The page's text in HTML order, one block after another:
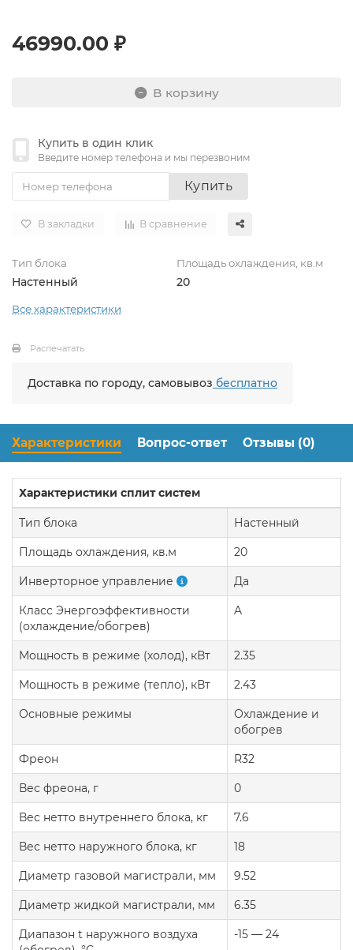
46990.00 ₽
В корзину
Купить в один клик
Введите номер телефона и мы перезвоним
Купить
В закладки В сравнение
Тип блока
Настенный
Площадь охлаждения, кв.м
20
Все характеристики
Распечатать
Доставка по городу, самовывоз бесплатно
Характеристики Вопрос-ответ Отзывы (0)
Характеристики сплит систем
Тип блока Настенный
Площадь охлаждения, кв.м 20
Инверторное управление Да
Класс Энергоэффективности
(охлаждение/обогрев)
A
Мощность в режиме (холод), кВт 2.35
Мощность в режиме (тепло), кВт 2.43
Основные режимы
Охлаждение и
обогрев
Фреон R32
Вес фреона, г 0
Вес нетто внутреннего блока, кг 7.6
Вес нетто наружного блока, кг 18
Диаметр газовой магистрали, мм 9.52
Диаметр жидкой магистрали, мм 6.35
Диапазон t наружного воздуха
-15 — 24